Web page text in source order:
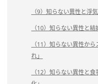
（9）知らない異性と浮
（10）知らない異性と
（11）知らない異性か
れ」
（12）知らない異性と